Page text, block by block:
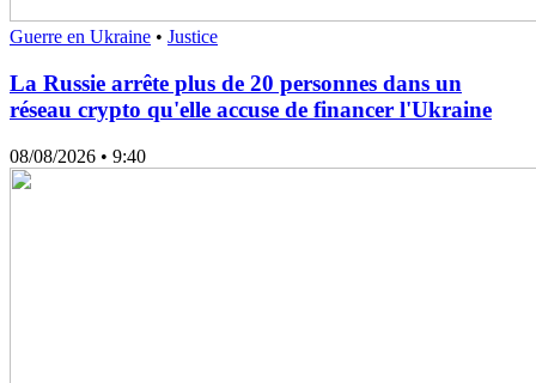
Guerre en Ukraine • Justice
La Russie arrête plus de 20 personnes dans un
réseau crypto qu'elle accuse de financer l'Ukraine
08/08/2026 • 9:40